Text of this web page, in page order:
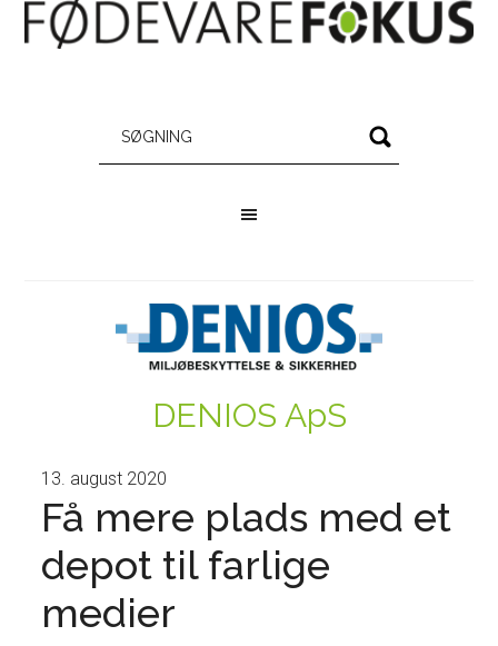
DENIOS ApS
13. august 2020
Få mere plads med et
depot til farlige
medier